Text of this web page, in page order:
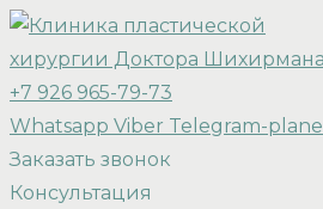
+7 926 965-79-73
Whatsapp Viber Telegram-plane
Заказать звонок
Консультация